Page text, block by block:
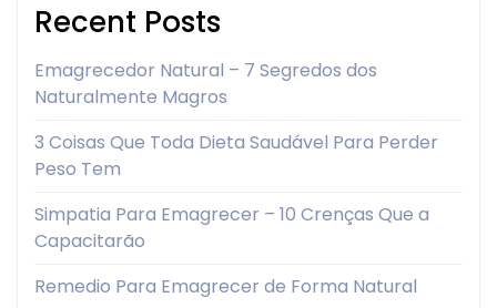
Recent Posts
Emagrecedor Natural – 7 Segredos dos
Naturalmente Magros
3 Coisas Que Toda Dieta Saudável Para Perder
Peso Tem
Simpatia Para Emagrecer – 10 Crenças Que a
Capacitarão
Remedio Para Emagrecer de Forma Natural